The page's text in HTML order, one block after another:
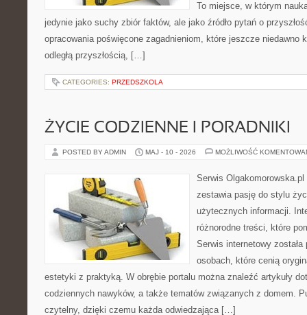
To miejsce, w którym
jedynie jako suchy zbiór faktów, ale jako źródło pytań o
opracowania poświęcone zagadnieniom, które jeszcze niedawno
odległą przyszłością, […]
CATEGORIES: PRZEDSZKOLA
ŻYCIE CODZIENNE I PORADNIKI
POSTED BY ADMIN MAJ - 10 - 2026 MOŻLIWOŚĆ
Serwis
zestawia pasję do stylu
użytecznych informacji.
różnorodne treści, które
Serwis internetowy
osobach, które cenią
estetyki z praktyką. W obrębie portalu można znaleźć artykuły
codziennych nawyków, a także tematów związanych z domem.
czytelny, dzięki czemu każda odwiedzająca […]